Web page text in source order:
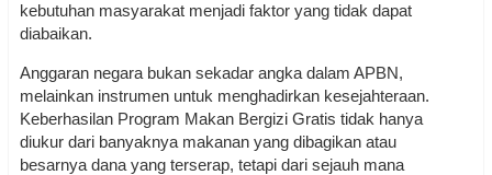
kebutuhan masyarakat menjadi faktor yang tidak dapat
diabaikan.
Anggaran negara bukan sekadar angka dalam APBN,
melainkan instrumen untuk menghadirkan kesejahteraan.
Keberhasilan Program Makan Bergizi Gratis tidak hanya
diukur dari banyaknya makanan yang dibagikan atau
besarnya dana yang terserap, tetapi dari sejauh mana